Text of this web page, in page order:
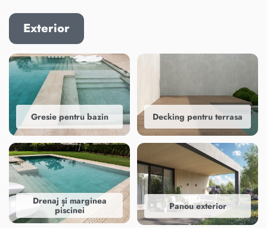
Exterior
Gresie pentru bazin Decking pentru terrasa
Drenaj și marginea
piscinei
Panou exterior